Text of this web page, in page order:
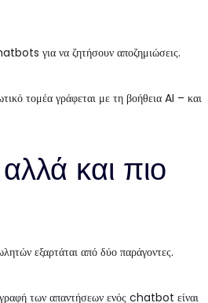
για να ζητήσουν αποζημιώσεις.
τομέα γράφεται με τη βοήθεια AI – και
και πιο
εξαρτάται από δύο παράγοντες.
των απαντήσεων ενός chatbot είναι